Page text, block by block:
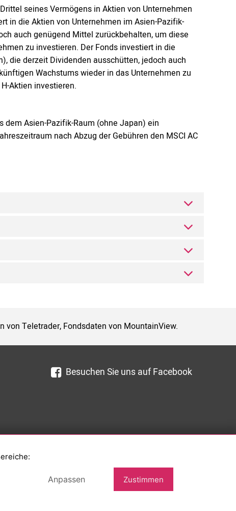
seines Vermögens in Aktien von Unternehmen
in die Aktien von Unternehmen im Asien-Pazifik-
auch genügend Mittel zurückbehalten, um diese
zu investieren. Der Fonds investiert in die
die derzeit Dividenden ausschütten, jedoch auch
Wachstums wieder in das Unternehmen zu
Aktien investieren.
dem Asien-Pazifik-Raum (ohne Japan) ein
nach Abzug der Gebühren den MSCI AC
Teletrader, Fondsdaten von MountainView.
Besuchen Sie uns auf Facebook
Anpassen Zustimmen